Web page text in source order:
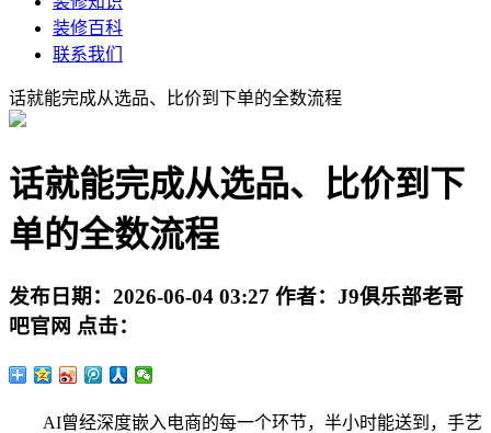
装修百科
联系我们
话就能完成从选品、比价到下单的全数流程
话就能完成从选品、比价到下
单的全数流程
发布日期： 2026-06-04 03:27 作者： J9俱乐部老哥
吧官网 点击：
AI曾经深度嵌入电商的每一个环节，半小时能送到，手艺